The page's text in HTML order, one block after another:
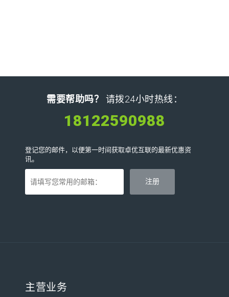
需要帮助吗？ 请拨24小时热线：
18122590988
登记您的邮件，以便第一时间获取卓优互联的最新优惠资
讯。
主营业务